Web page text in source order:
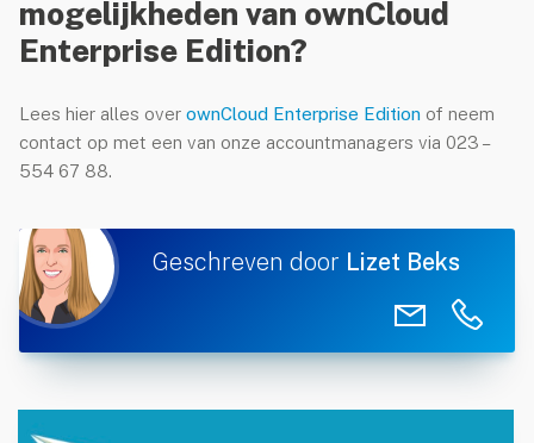
mogelijkheden van ownCloud
Enterprise Edition?
Lees hier alles over ownCloud Enterprise Edition of neem
contact op met een van onze accountmanagers via 023 –
554 67 88.
Geschreven door Lizet Beks